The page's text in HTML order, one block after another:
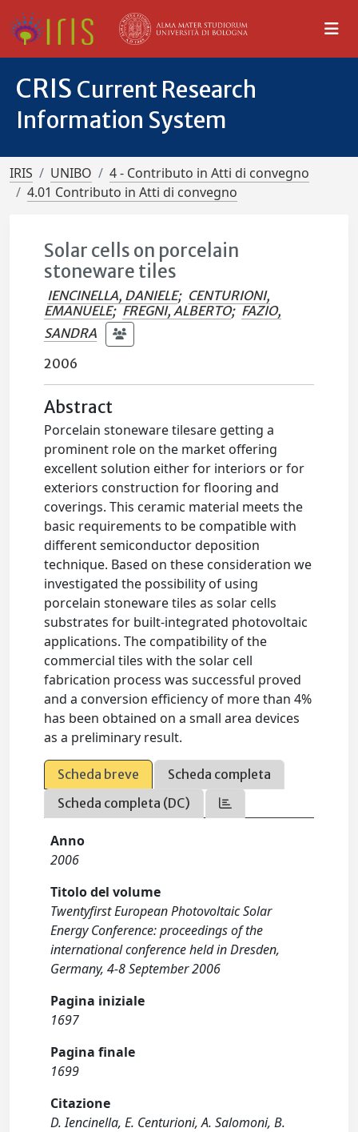
CRIS Current Research
Information System
IRIS UNIBO
4 - Contributo in Atti di convegno
4.01 Contributo in Atti di convegno
Solar cells on porcelain
stoneware tiles
IENCINELLA, DANIELE; CENTURIONI,
EMANUELE; FREGNI, ALBERTO; FAZIO,
SANDRA
2006
Abstract
Porcelain stoneware tilesare getting a
prominent role on the market offering
excellent solution either for interiors or for
exteriors construction for flooring and
coverings. This ceramic material meets the
basic requirements to be compatible with
different semiconductor deposition
technique. Based on these consideration we
investigated the possibility of using
porcelain stoneware tiles as solar cells
substrates for built-integrated photovoltaic
applications. The compatibility of the
commercial tiles with the solar cell
fabrication process was successful proved
and a conversion efficiency of more than 4%
has been obtained on a small area devices
as a preliminary result.
Scheda breve
Scheda completa
Scheda completa (DC)
Anno
2006
Titolo del volume
Twentyfirst European Photovoltaic Solar
Energy Conference: proceedings of the
international conference held in Dresden,
Germany, 4-8 September 2006
Pagina iniziale
1697
Pagina finale
1699
Citazione
D. Iencinella, E. Centurioni, A. Salomoni, B.